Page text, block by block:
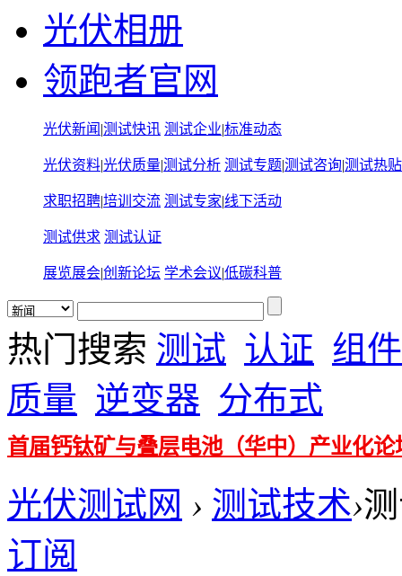
光伏相册
领跑者官网
光伏新闻 |测试快讯 测试企业|标准动态
光伏资料|光伏质量|测试分析 测试专题|测试咨询|测试热贴
求职招聘|培训交流 测试专家|线下活动
测试供求 测试认证
展览展会|创新论坛 学术会议|低碳科普
热门搜索 测试 认证 组件
质量 逆变器 分布式
首届钙钛矿与叠层电池（华中）产业化论
光伏测试网 › 测试技术›
订阅